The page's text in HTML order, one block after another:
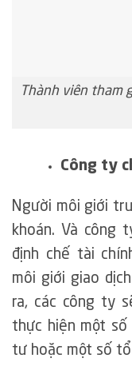
Thành viên tham
Công ty
Người môi giới
khoán. Và công
định chế tài
môi giới giao
ra, các công ty
thực hiện một số
tư hoặc một số